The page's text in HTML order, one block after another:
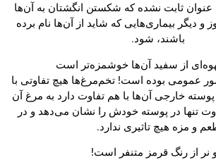
عنوان ثابت نشده که شکستن انگشتان به آن‌ها
و دیگر بیماری‌هایی که شاید از آن‌ها نام برده
باشند، شود.
از سفید آن‌ها خوشمزه‌تر است
عمومی بوده است! تخم‌مرغ‌ها هیچ تفاوتی با
پوسته خارجی آن‌ها با هم تفاوت دارد به مرغ آن
تنها در پوسته خودش را نشان می‌دهد و در
و مزه هیچ تاثیری ندارد.
نر از رنگ قرمز متنفر است!